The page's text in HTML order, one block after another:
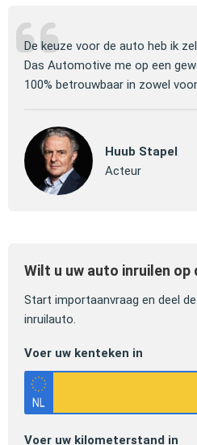
De keuze voor de auto heb ik
Das Automotive me op een
100% betrouwbaar in zowel
Huub Stapel
Acteur
Wilt u uw auto inruilen op
Start importaanvraag en deel
inruilauto.
Voer uw kenteken in
Voer uw kilometerstand in